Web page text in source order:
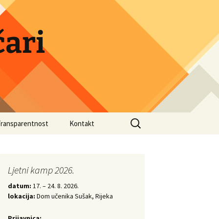
Kontakt
Search
for:
Ljetni kamp 2026.
datum: 17. – 24. 8. 2026.
lokacija: Dom učenika Sušak, Rijeka